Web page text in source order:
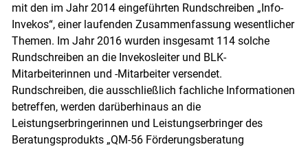
mit den im Jahr 2014 eingeführten Rundschreiben „Info-
Invekos“, einer laufenden Zusammenfassung wesentlicher
Themen. Im Jahr 2016 wurden insgesamt 114 solche
Rundschreiben an die Invekosleiter und BLK-
Mitarbeiterinnen und -Mitarbeiter versendet.
Rundschreiben, die ausschließlich fachliche Informationen
betreffen, werden darüberhinaus an die
Leistungserbringerinnen und Leistungserbringer des
Beratungsprodukts „QM-56 Förderungsberatung